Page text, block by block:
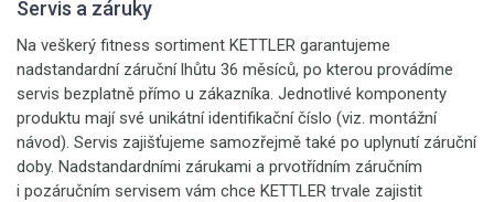
Servis a záruky
Na veškerý fitness sortiment KETTLER garantujeme
nadstandardní záruční lhůtu 36 měsíců, po kterou provádíme
servis bezplatně přímo u zákazníka. Jednotlivé komponenty
produktu mají své unikátní identifikační číslo (viz. montážní
návod). Servis zajišťujeme samozřejmě také po uplynutí záruční
doby. Nadstandardními zárukami a prvotřídním záručním
i pozáručním servisem vám chce KETTLER trvale zajistit